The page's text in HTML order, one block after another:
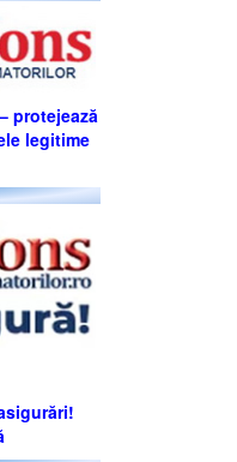
protejează
legitime